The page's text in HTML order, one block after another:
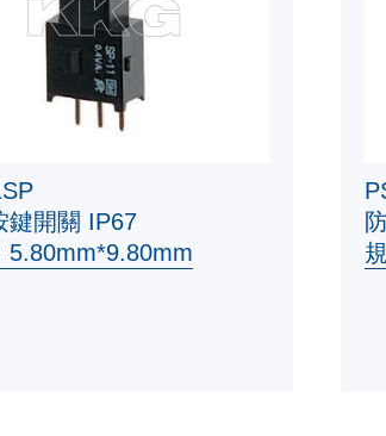
鍵開關 IP67
5.80mm*9.80mm